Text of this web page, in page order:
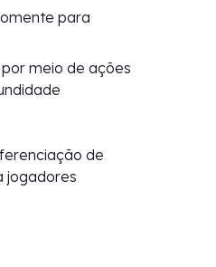
para
meio de ações
de
jogadores